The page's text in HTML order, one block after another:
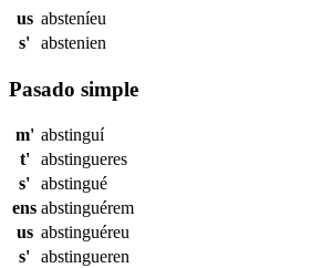
us absteníeu
s' abstenien
Pasado simple
m' abstinguí
t'
abstingueres
s' abstingué
ens abstinguérem
us abstinguéreu
s' abstingueren